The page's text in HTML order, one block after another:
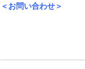
＜お問い合わせ＞